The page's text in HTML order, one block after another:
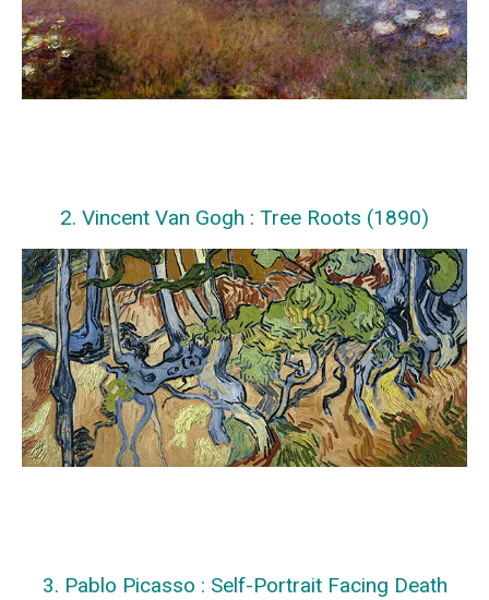
2. Vincent Van Gogh : Tree Roots (1890)
3. Pablo Picasso : Self-Portrait Facing Death